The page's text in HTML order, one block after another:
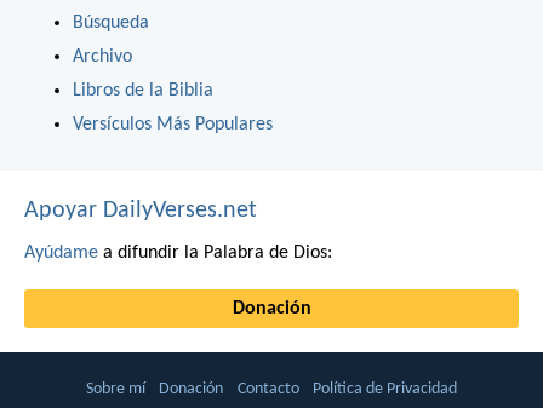
Búsqueda
Archivo
Libros de la Biblia
Versículos Más Populares
Apoyar DailyVerses.net
Ayúdame a difundir la Palabra de Dios:
Donación
Sobre mí Donación Contacto Política de Privacidad